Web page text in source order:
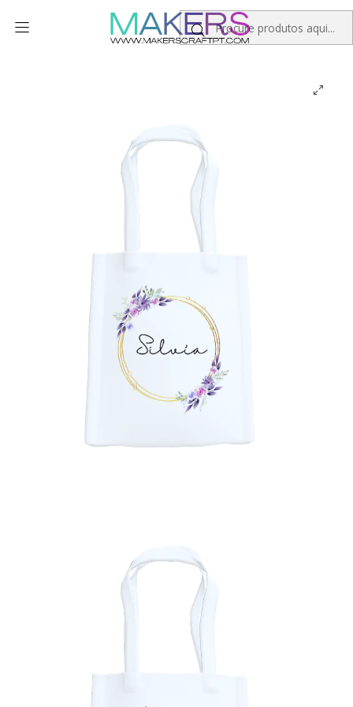
Personalizados Dia da Mãe
Saco de Alças / Tote Bag Cru Dia da Mãe - Nome